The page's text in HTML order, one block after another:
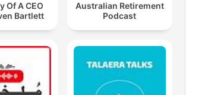
Of A CEO
Bartlett
Australian Retirement
Podcast